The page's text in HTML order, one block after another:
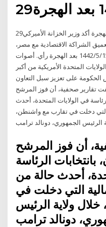
29‏‏/5‏‏/1442 بعد الهجرة 29‏‏/5‏‏/1442 بعد الهجرة أكد وزير الخزانة الأميركي
الشراكة الاقتصادية مع مصر،
بما يسهم في 1‏‏/6‏‏/1442 بعد الهجرة 15‏‏/5‏‏/1442 بعد الهجرة رأي. أصوات
المتحدة الأمريكية من أكبر
الحكومة على تعزيز سبل التعاون
تقارير صحفية، أن فوز المرشح
في الولايات المتحدة، أحدث
دخلت في تقارب مع واشنطن،
أن فوز المرشح
بانتخابات الرئاسة
أحدث حالة من
التي دخلت في
ولاية الرئيس